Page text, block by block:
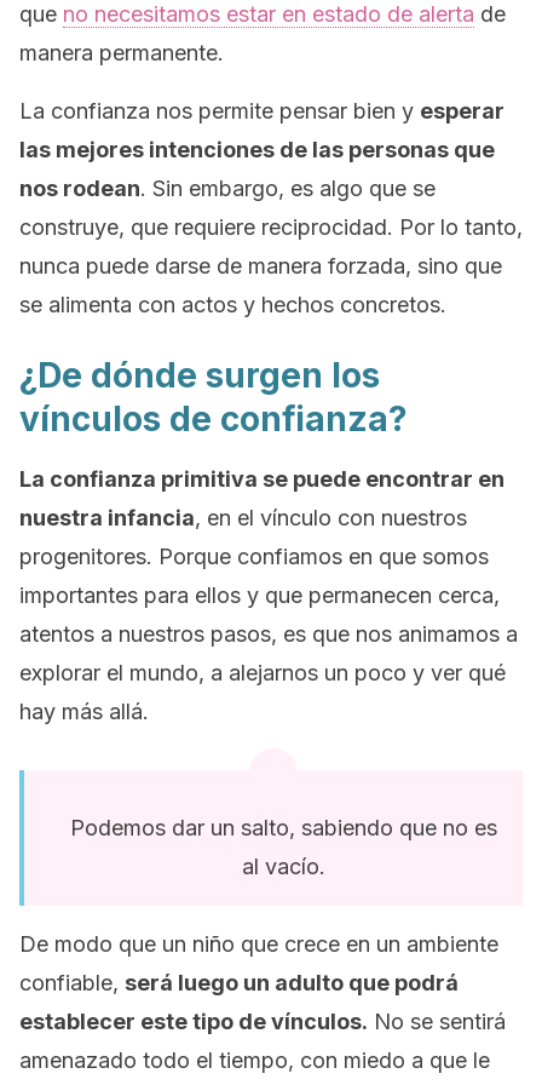
que no necesitamos estar en estado de alerta de
manera permanente.
La confianza nos permite pensar bien y esperar
las mejores intenciones de las personas que
nos rodean. Sin embargo, es algo que se
construye, que requiere reciprocidad. Por lo tanto,
nunca puede darse de manera forzada, sino que
se alimenta con actos y hechos concretos.
¿De dónde surgen los
vínculos de confianza?
La confianza primitiva se puede encontrar en
nuestra infancia, en el vínculo con nuestros
progenitores. Porque confiamos en que somos
importantes para ellos y que permanecen cerca,
atentos a nuestros pasos, es que nos animamos a
explorar el mundo, a alejarnos un poco y ver qué
hay más allá.
Podemos dar un salto, sabiendo que no es
al vacío.
De modo que un niño que crece en un ambiente
confiable, será luego un adulto que podrá
establecer este tipo de vínculos. No se sentirá
amenazado todo el tiempo, con miedo a que le